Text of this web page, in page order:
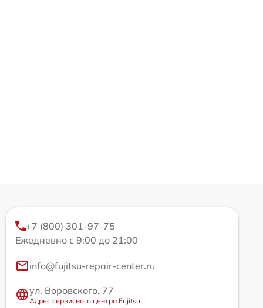
+7 (800) 301-97-75
Ежедневно с 9:00 до 21:00
info@fujitsu-repair-center.ru
ул. Воровского, 77
Адрес сервисного центра Fujitsu